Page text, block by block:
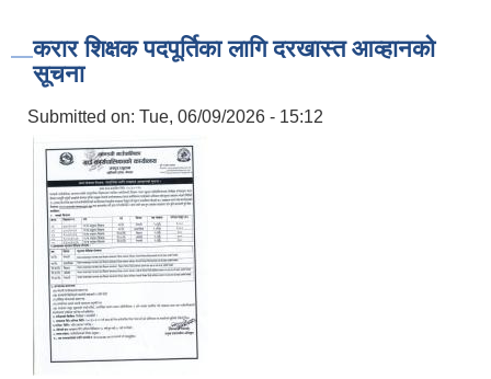
करार शिक्षक पदपूर्तिका लागि दरखास्त आव्हानको
सूचना
Submitted on: Tue, 06/09/2026 - 15:12